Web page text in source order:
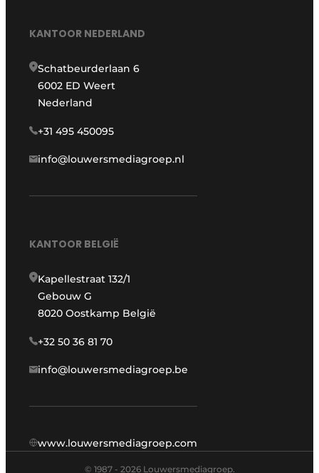
KANTOOR NEDERLAND
Schatbeurderlaan 6
6002 ED Weert
Nederland
+31 495 450095
info@louwersmediagroep.nl
KANTOOR BELGIË
Kapellestraat 132/1
Gebouw G
8020 Oostkamp België
+32 50 36 81 70
info@louwersmediagroep.be
www.louwersmediagroep.com
© 1987 - 2026 Louwersmediagroep.